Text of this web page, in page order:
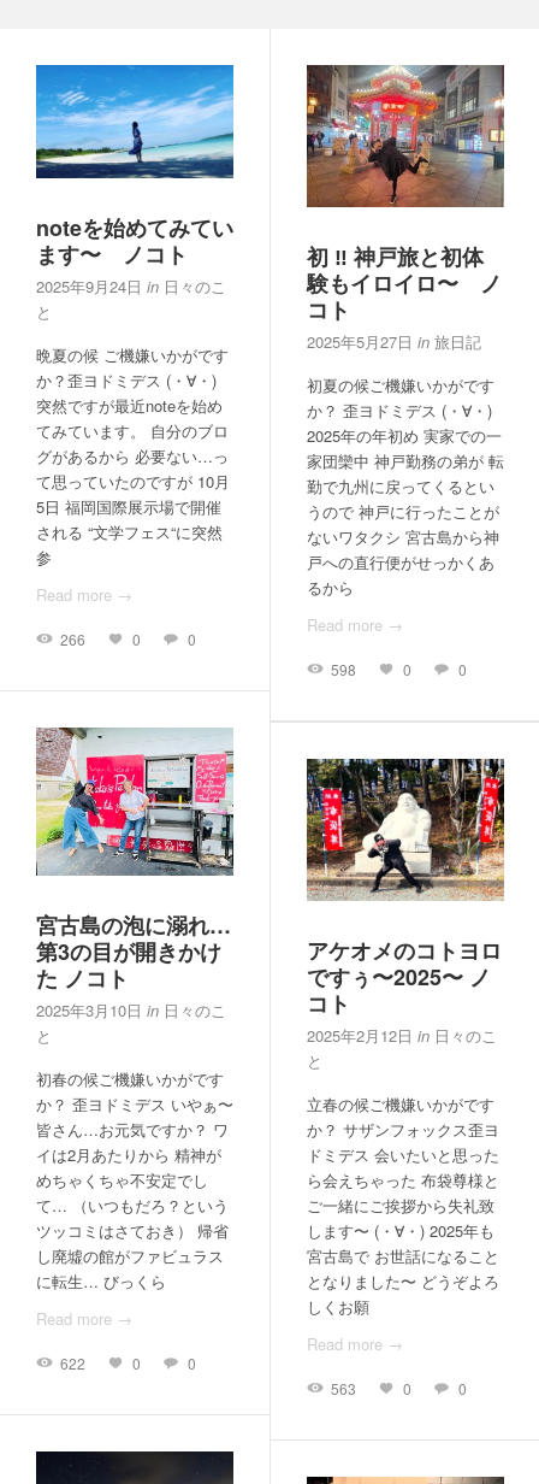
noteを始めてみてい
ます〜 ノコト
2025年9月24日 in 日々のこ
と
晩夏の候 ご機嫌いかがです
か？歪ヨドミデス (・∀・)
突然ですが最近noteを始め
てみています。 自分のブロ
グがあるから 必要ない…っ
て思っていたのですが 10月
5日 福岡国際展示場で開催
される “文学フェス“に突然
参
Read more →
266 0 0
初 ‼︎ 神戸旅と初体
験もイロイロ〜 ノ
コト
2025年5月27日 in 旅日記
初夏の候ご機嫌いかがです
か？ 歪ヨドミデス (・∀・)
2025年の年初め 実家での一
家団欒中 神戸勤務の弟が 転
勤で九州に戻ってくるとい
うので 神戸に行ったことが
ないワタクシ 宮古島から神
戸への直行便がせっかくあ
るから
Read more →
598 0 0
宮古島の泡に溺れ…
第3の目が開きかけ
た ノコト
2025年3月10日 in 日々のこ
と
初春の候ご機嫌いかがです
か？ 歪ヨドミデス いやぁ〜
皆さん…お元気ですか？ ワ
イは2月あたりから 精神が
めちゃくちゃ不安定でし
て… （いつもだろ？という
ツッコミはさておき） 帰省
し廃墟の館がファビュラス
に転生… びっくら
Read more →
622 0 0
アケオメのコトヨロ
ですぅ〜2025〜 ノ
コト
2025年2月12日 in 日々のこ
と
立春の候ご機嫌いかがです
か？ サザンフォックス歪ヨ
ドミデス 会いたいと思った
ら会えちゃった 布袋尊様と
ご一緒にご挨拶から失礼致
します〜 (・∀・) 2025年も
宮古島で お世話になること
となりました〜 どうぞよろ
しくお願
Read more →
563 0 0